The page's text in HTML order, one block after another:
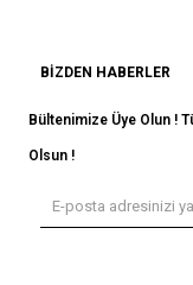
BIZDEN HABERLER
Bültenimize Üye Olun !
Olsun !